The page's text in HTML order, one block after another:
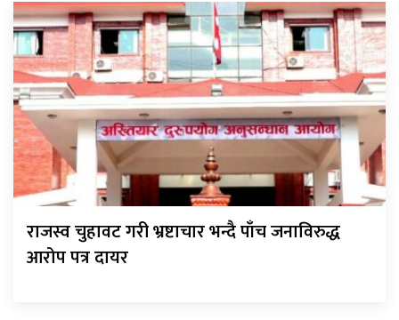
राजस्व चुहावट गरी भ्रष्टाचार भन्दै पाँच जनाविरुद्ध
आरोप पत्र दायर